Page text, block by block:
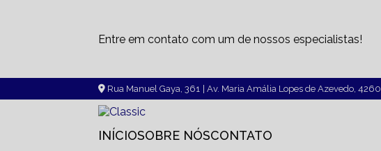
Entre em contato com um de nossos especialistas!
Rua Manuel Gaya, 361 | Av. Maria Amália Lopes de Azevedo, 4260
INÍCIO SOBRE NÓS CONTATO